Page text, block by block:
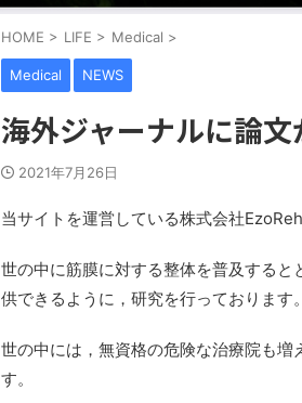
HOME > LIFE > Medical >
Medical NEWS
海外ジャーナルに論文
2021年7月26日
当サイトを運営している株式会社
世の中に筋膜に対する整体を普及する
供できるように，研究を行っております。
世の中には，無資格の危険な治療院も
す。